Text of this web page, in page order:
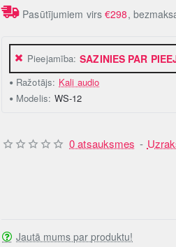
Pieejamība: SAZINIES PAR
Ražotājs: Kali audio
Modelis: WS-12
0 atsauksmes -
Pasūtījumiem virs€298,
Jautā mums par produktu!